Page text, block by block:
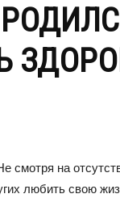
смотря на
любить свою